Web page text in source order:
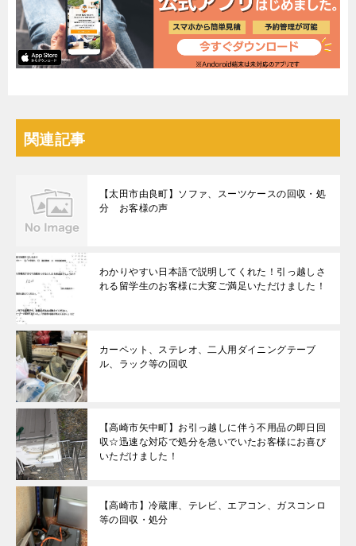
関連記事
【太田市由良町】ソファ、スーツケースの回収・処
分 お客様の声
わかりやすい日本語で説明してくれた！引っ越しさ
れる留学生のお客様に大変ご満足いただけました！
カーペット、ステレオ、二人用ダイニングテーブ
ル、ラック等の回収
【高崎市矢中町】お引っ越しに伴う不用品の即日回
収☆迅速な対応で処分を急いでいたお客様にお喜び
いただけました！
【高崎市】冷蔵庫、テレビ、エアコン、ガスコンロ
等の回収・処分